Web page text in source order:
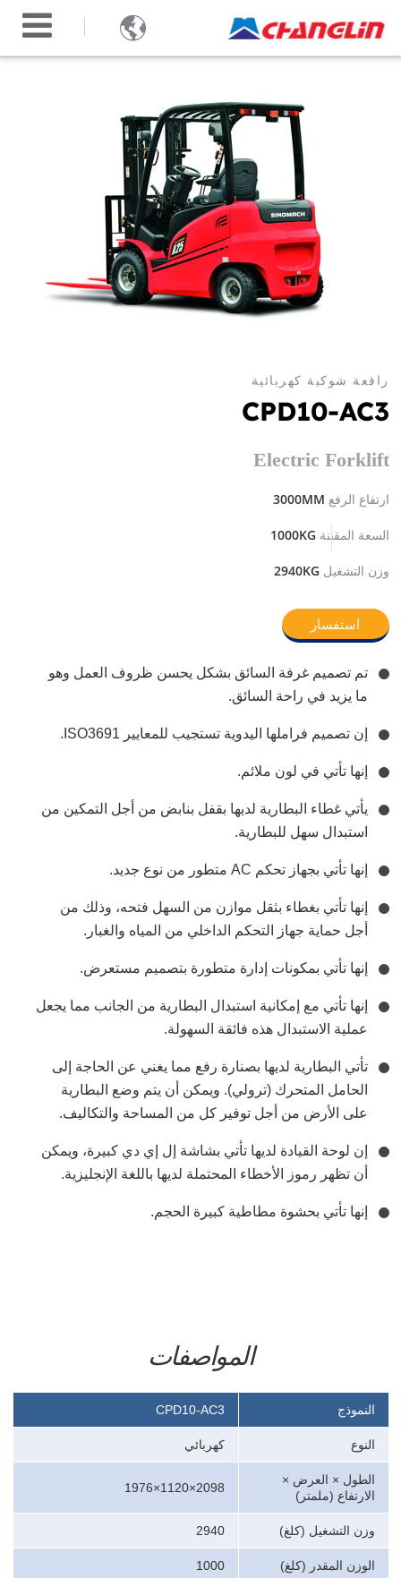

رافعة شوكية كهربائية
CPD10-AC3
Electric Forklift
ارتفاع الرفع 3000MM
السعة المقننة 1000KG
وزن التشغيل 2940KG
استفسار
تم تصميم غرفة السائق بشكل يحسن ظروف العمل وهو
ما يزيد في راحة السائق.
إن تصميم فراملها اليدوية تستجيب للمعايير ISO3691.
إنها تأتي في لون ملائم.
يأتي غطاء البطارية لديها بقفل بنابض من أجل التمكين من
استبدال سهل للبطارية.
إنها تأتي بجهاز تحكم AC متطور من نوع جديد.
إنها تأتي بغطاء بثقل موازن من السهل فتحه، وذلك من
أجل حماية جهاز التحكم الداخلي من المياه والغبار.
إنها تأتي بمكونات إدارة متطورة بتصميم مستعرض.
إنها تأتي مع إمكانية استبدال البطارية من الجانب مما يجعل
عملية الاستبدال هذه فائقة السهولة.
تأتي البطارية لديها بصنارة رفع مما يغني عن الحاجة إلى
الحامل المتحرك (ترولي). ويمكن أن يتم وضع البطارية
على الأرض من أجل توفير كل من المساحة والتكاليف.
إن لوحة القيادة لديها تأتي بشاشة إل إي دي كبيرة، ويمكن
أن تظهر رموز الأخطاء المحتملة لديها باللغة الإنجليزية.
إنها تأتي بحشوة مطاطية كبيرة الحجم.
المواصفات
النموذج CPD10-AC3
النوع كهربائي
الطول × العرض ×
الارتفاع (ملمتر)
2098×1120×1976
وزن التشغيل (كلغ) 2940
الوزن المقدر (كلغ) 1000